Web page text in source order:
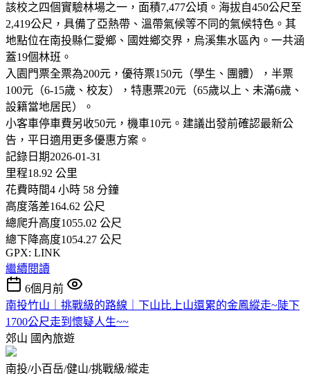
該校之四個實驗林場之一，面積7,477公頃。海拔自450公尺至
2,419公尺，具備了亞熱帶、溫帶氣候等不同的氣候特色。其
地點位在南投縣仁愛鄉、國姓鄉交界，烏溪集水區內。一共涵
蓋19個林班。
入園門票全票為200元，優待票150元（學生、團體），半票
100元（6-15歲、校友），特惠票20元（65歲以上、未滿6歲、
設籍當地居民）。
小客車停車費另收50元，機車10元。建議出發前確認最新公
告，平日適用更多優惠方案。
記錄日期2026-01-31
里程18.92 公里
花費時間4 小時 58 分鐘
高度落差164.62 公尺
總爬升高度1055.02 公尺
總下降高度1054.27 公尺
GPX: LINK
繼續閱讀
6個月前
南投竹山｜挑戰級的路線｜下山比上山還累的金鳳縱走~陡下
1700公尺走到懷疑人生~~
郊山 國內旅遊
南投/小百岳/健山/挑戰級/縱走